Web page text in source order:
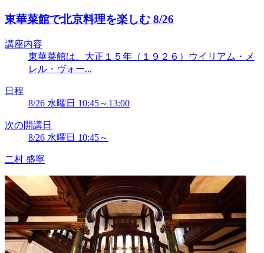
東華菜館で北京料理を楽しむ 8/26
講座内容
東華菜館は、大正１５年（１９２６）ウイリアム・メ
レル・ヴォー...
日程
8/26 水曜日 10:45～13:00
次の開講日
8/26 水曜日 10:45～
二村 盛寧